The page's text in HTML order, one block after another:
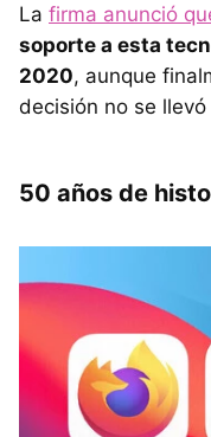
La firma anunció
soporte a esta
2020, aunque
decisión no se
50 años de